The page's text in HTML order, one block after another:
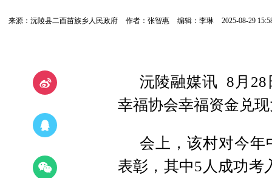
来源：沅陵县二酉苗族乡人民政府 作者：张智惠 编辑：李琳 2025-08-29
沅陵融媒讯 8月28
幸福协会幸福资金兑
会上，该村对今年
表彰，其中5人成功考